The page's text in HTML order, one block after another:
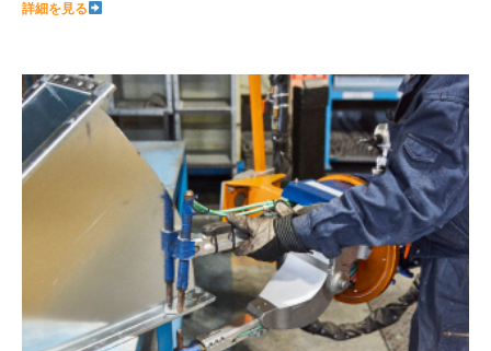
詳細を見る